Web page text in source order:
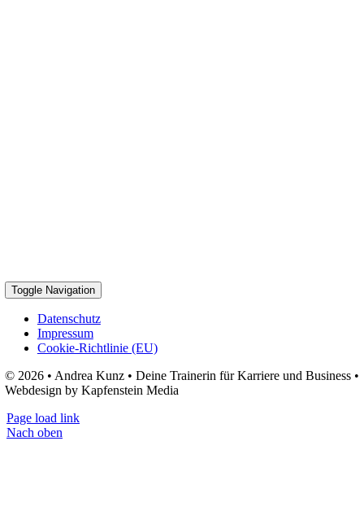
Toggle Navigation
Datenschutz
Impressum
Cookie-Richtlinie (EU)
© 2026 • Andrea Kunz • Deine Trainerin für Karriere und Business •
Webdesign by Kapfenstein Media
Page load link
Nach oben